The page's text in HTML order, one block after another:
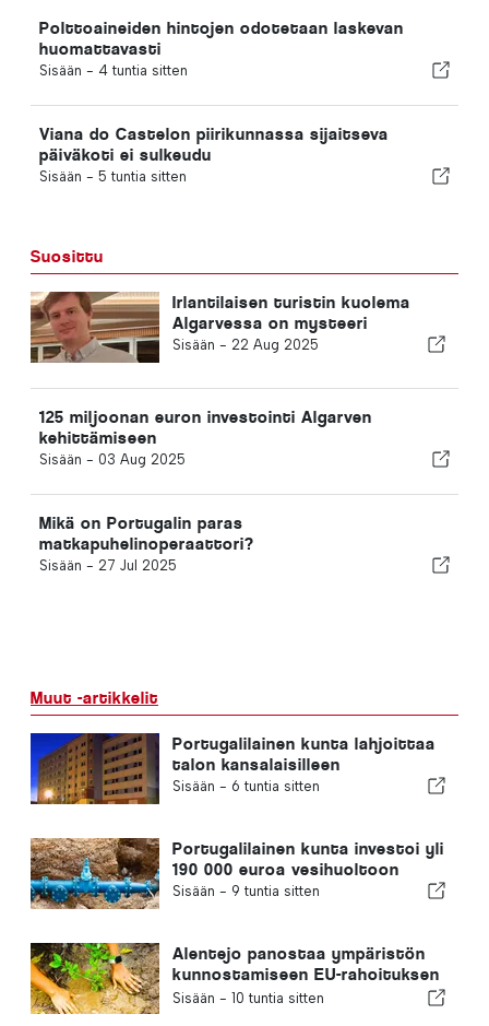
Polttoaineiden hintojen odotetaan laskevan
huomattavasti
Sisään - 4 tuntia sitten
Viana do Castelon piirikunnassa sijaitseva
päiväkoti ei sulkeudu
Sisään - 5 tuntia sitten
Suosittu
Irlantilaisen turistin kuolema
Algarvessa on mysteeri
Sisään - 22 Aug 2025
125 miljoonan euron investointi Algarven
kehittämiseen
Sisään - 03 Aug 2025
Mikä on Portugalin paras
matkapuhelinoperaattori?
Sisään - 27 Jul 2025
Muut -artikkelit
Portugalilainen kunta lahjoittaa
talon kansalaisilleen
Sisään - 6 tuntia sitten
Portugalilainen kunta investoi yli
190 000 euroa vesihuoltoon
Sisään - 9 tuntia sitten
Alentejo panostaa ympäristön
kunnostamiseen EU-rahoituksen
avulla
Sisään - 10 tuntia sitten